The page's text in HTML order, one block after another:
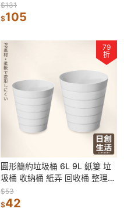
冰箱保鮮盒 冰箱收納盒 分裝盒
$131
$105
79
折
圓形簡約垃圾桶 6L 9L 紙簍 垃
圾桶 收納桶 紙弄 回收桶 整理桶
小垃圾桶 收納整理 垃圾筒
$53
$42